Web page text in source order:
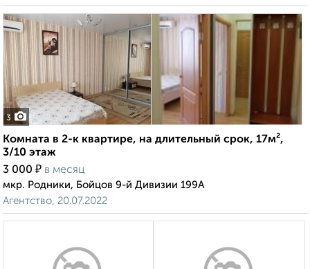
3
Комната в 2-к квартире, на длительный срок, 17м²,
3/10 этаж
3 000 ₽ в месяц
мкр. Родники, Бойцов 9-й Дивизии 199А
Агентство, 20.07.2022